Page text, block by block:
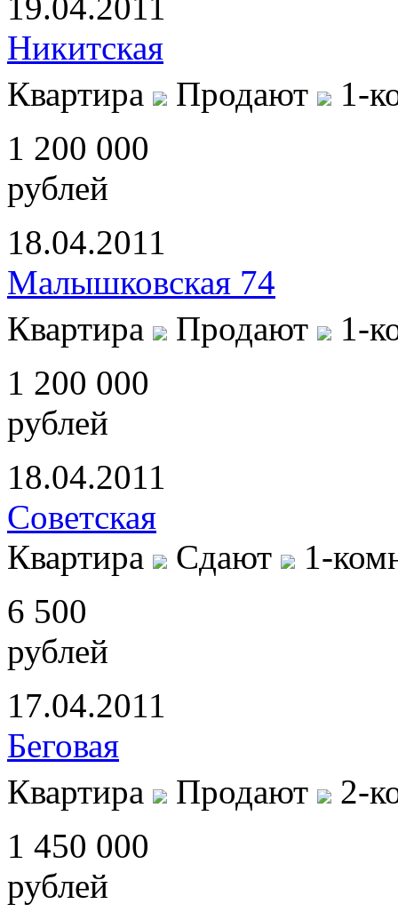
Никитская
Квартира
Продают
1-
1 200 000
рублей
18.04.2011
Малышковская 74
Квартира
Продают
1-
1 200 000
рублей
18.04.2011
Советская
Квартира
Сдают
1-
6 500
рублей
17.04.2011
Беговая
Квартира
Продают
2-
1 450 000
рублей